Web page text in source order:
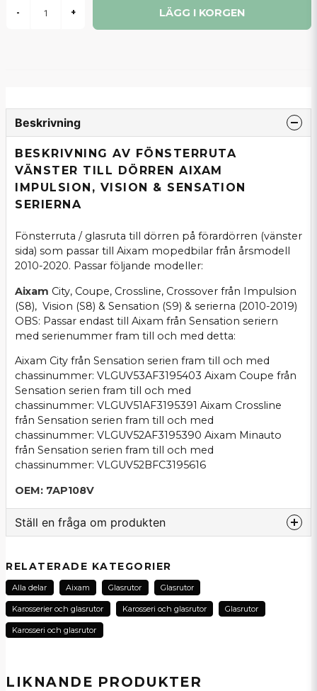
- + LÄGG I KORGEN
LIKNANDE PRODUKTER
Beskrivning
BESKRIVNING AV FÖNSTERRUTA
VÄNSTER TILL DÖRREN AIXAM
IMPULSION, VISION & SENSATION
SERIERNA
Fönsterruta / glasruta till dörren på förardörren (vänster
sida) som passar till Aixam mopedbilar från årsmodell
2010-2020. Passar följande modeller:
Aixam City, Coupe, Crossline, Crossover från Impulsion
(S8), Vision (S8) & Sensation (S9) & serierna (2010-2019)
OBS: Passar endast till Aixam från Sensation seriern
med serienummer fram till och med detta:
Aixam City från Sensation serien fram till och med
chassinummer: VLGUV53AF3195403 Aixam Coupe från
Sensation serien fram till och med
chassinummer: VLGUV51AF3195391 Aixam Crossline
från Sensation serien fram till och med
chassinummer: VLGUV52AF3195390 Aixam Minauto
från Sensation serien fram till och med
chassinummer: VLGUV52BFC3195616
OEM: 7AP108V
Ställ en fråga om produkten
Fråga oss om denna produkt...
name
Namn
email
RELATERADE KATEGORIER
Alla delar Aixam Glasrutor Glasrutor
Karosserier och glasrutor Karosseri och glasrutor Glasrutor
Karosseri och glasrutor